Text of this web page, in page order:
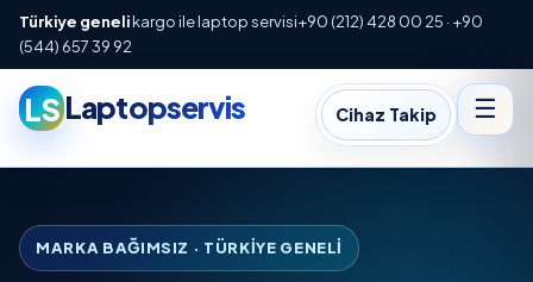
Türkiye genelikargo ile laptop servisi+90 (212) 428 00 25 · +90
(544) 657 39 92
LSLaptopservis Cihaz Takip ☰
MARKA BAĞIMSIZ · TÜRKIYE GENELI